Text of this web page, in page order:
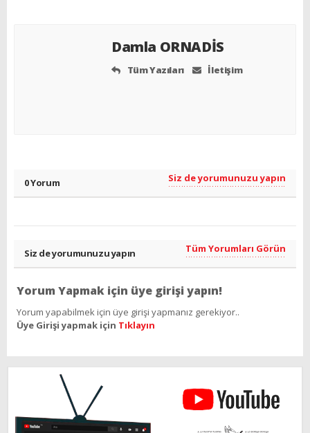
Damla ORNADİS
Tüm Yazıları İletişim
0 Yorum Siz de yorumunuzu yapın
Siz de yorumunuzu yapın Tüm Yorumları Görün
Yorum Yapmak için üye girişi yapın!
Yorum yapabilmek için üye girişi yapmanız gerekiyor..
Üye Girişi yapmak için Tıklayın